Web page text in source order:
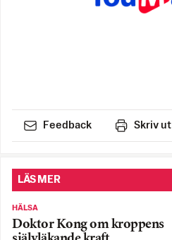
Feedback Skriv ut
LÄS MER
HÄLSA
Doktor Kong om kroppens